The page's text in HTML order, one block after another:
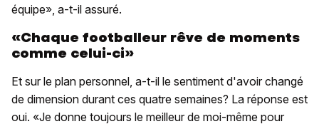
équipe», a-t-il assuré.
«Chaque footballeur rêve de moments
comme celui-ci»
Et sur le plan personnel, a-t-il le sentiment d'avoir changé
de dimension durant ces quatre semaines? La réponse est
oui. «Je donne toujours le meilleur de moi-même pour